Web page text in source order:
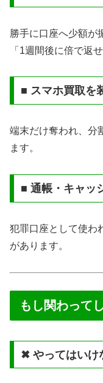
勝手に口座へ少額が
「1週間後に倍で返
■ スマホ買取を
端末だけ奪われ、分
ます。
■ 通帳・キャッ
犯罪口座として使わ
があります。
もし関わって
✖ やってはいけ